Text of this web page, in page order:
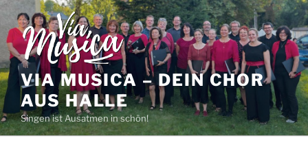
Zum
Inhalt
springen
VIA MUSICA – DEIN CHOR
AUS HALLE
Singen ist Ausatmen in schön!